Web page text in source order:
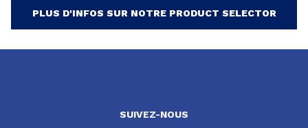
PLUS D'INFOS SUR NOTRE PRODUCT SELECTOR
SUIVEZ-NOUS